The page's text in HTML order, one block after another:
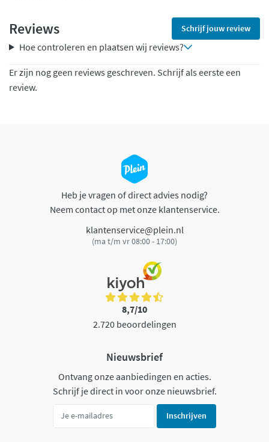
Reviews Schrijf jouw review
Hoe controleren en plaatsen wij reviews?
Er zijn nog geen reviews geschreven. Schrijf als eerste een
review.
Heb je vragen of direct advies nodig?
Neem contact op met onze klantenservice.
klantenservice@plein.nl
(ma t/m vr 08:00 - 17:00)
8,7/10
2.720 beoordelingen
Nieuwsbrief
Ontvang onze aanbiedingen en acties.
Schrijf je direct in voor onze nieuwsbrief.
Inschrijven